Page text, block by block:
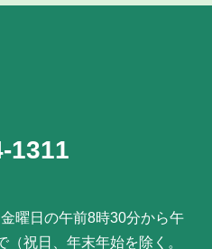
1311
曜日の午前8時30分から午
（祝日、年末年始を除く。